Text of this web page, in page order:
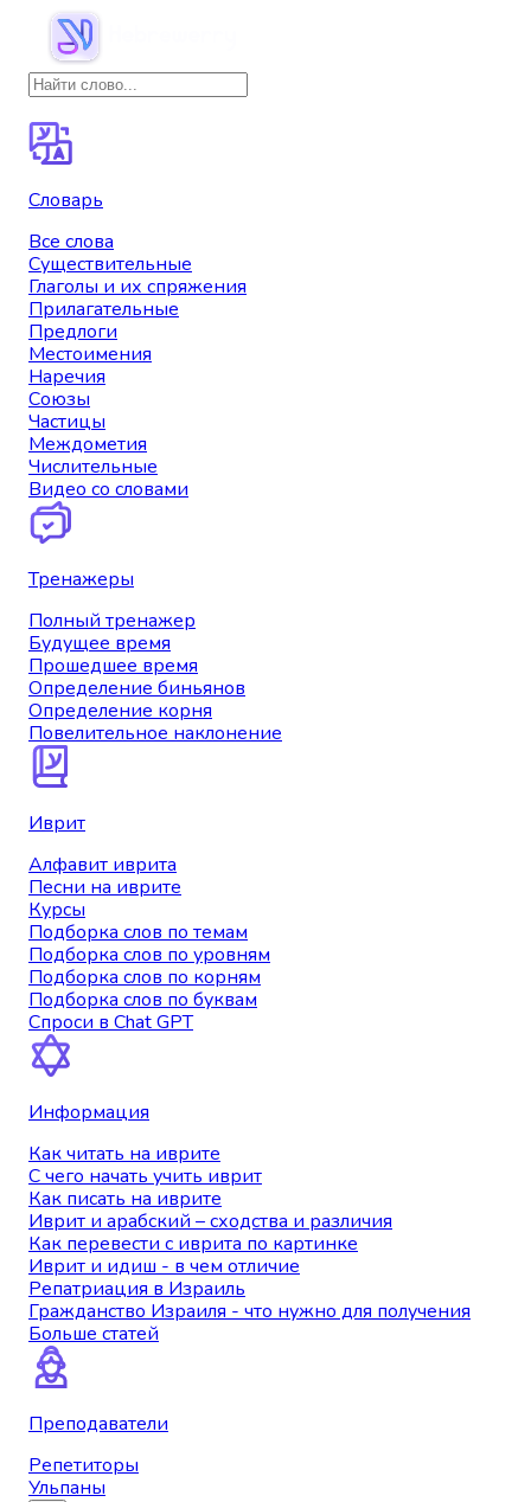
Словарь
Все слова
Существительные
Глаголы и их спряжения
Прилагательные
Предлоги
Местоимения
Наречия
Союзы
Частицы
Междометия
Числительные
Видео со словами
Тренажеры
Полный тренажер
Будущее время
Прошедшее время
Определение биньянов
Определение корня
Повелительное наклонение
Иврит
Алфавит иврита
Песни на иврите
Курсы
Подборка слов по темам
Подборка слов по уровням
Подборка слов по корням
Подборка слов по буквам
Спроси в Chat GPT
Информация
Как читать на иврите
С чего начать учить иврит
Как писать на иврите
Иврит и арабский – сходства и различия
Как перевести с иврита по картинке
Иврит и идиш - в чем отличие
Репатриация в Израиль
Гражданство Израиля - что нужно для получения
Больше статей
Преподаватели
Репетиторы
Ульпаны